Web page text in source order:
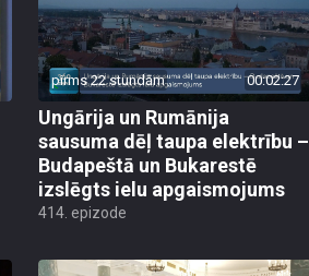
pirms 22 stundām 00:02:27
Ungārija un Rumānija
sausuma dēļ taupa elektrību –
Budapeštā un Bukarestē
izslēgts ielu apgaismojums
414. epizode